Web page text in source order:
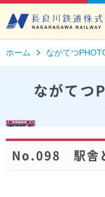
ホーム ながてつ
ながてつ
No.098 駅舎